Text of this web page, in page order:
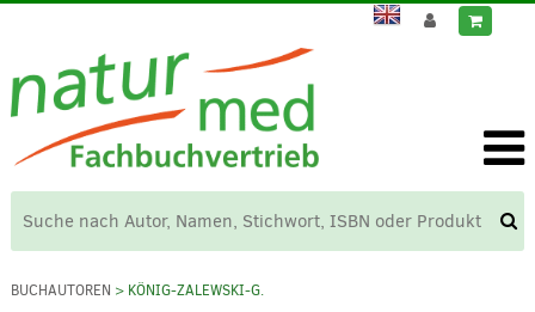
BUCHAUTOREN > KÖNIG-ZALEWSKI-G.